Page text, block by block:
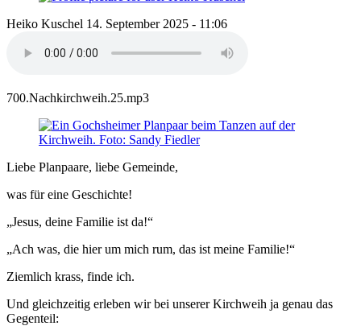
Heiko Kuschel 14. September 2025 - 11:06
700.Nachkirchweih.25.mp3
Liebe Planpaare, liebe Gemeinde,
was für eine Geschichte!
„Jesus, deine Familie ist da!“
„Ach was, die hier um mich rum, das ist meine Familie!“
Ziemlich krass, finde ich.
Und gleichzeitig erleben wir bei unserer Kirchweih ja genau das
Gegenteil: